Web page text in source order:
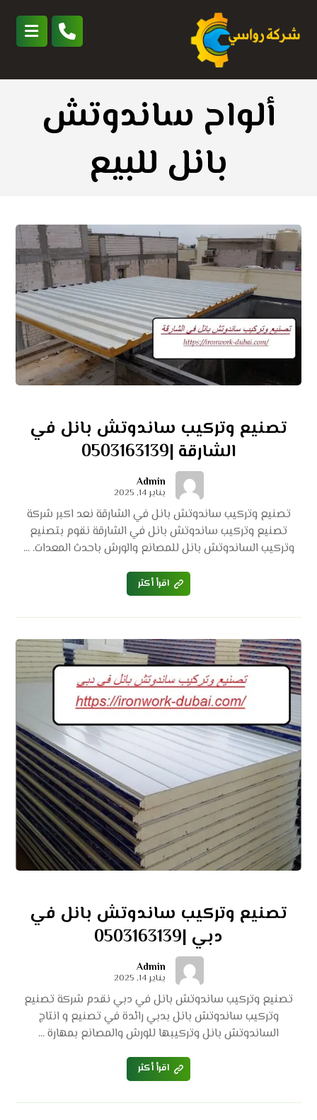
ألواح ساندوتش
بانل للبيع
تصنيع وتركيب ساندوتش بانل في
الشارقة |0503163139
Admin
يناير 14, 2025
تصنيع وتركيب ساندوتش بانل في الشارقة نعد اكبر شركة
تصنيع وتركيب ساندوتش بانل في الشارقة نقوم بتصنيع
وتركيب الساندوتش بانل للمصانع والورش باحدث المعدات. ...
اقرأ أكثر
تصنيع وتركيب ساندوتش بانل في
دبي |0503163139
Admin
يناير 14, 2025
تصنيع وتركيب ساندوتش بانل في دبي نقدم شركة تصنيع
وتركيب ساندوتش بانل بدبي رائدة في تصنيع و انتاج
الساندوتش بانل وتركيبها للورش والمصانع بمهارة ...
اقرأ أكثر